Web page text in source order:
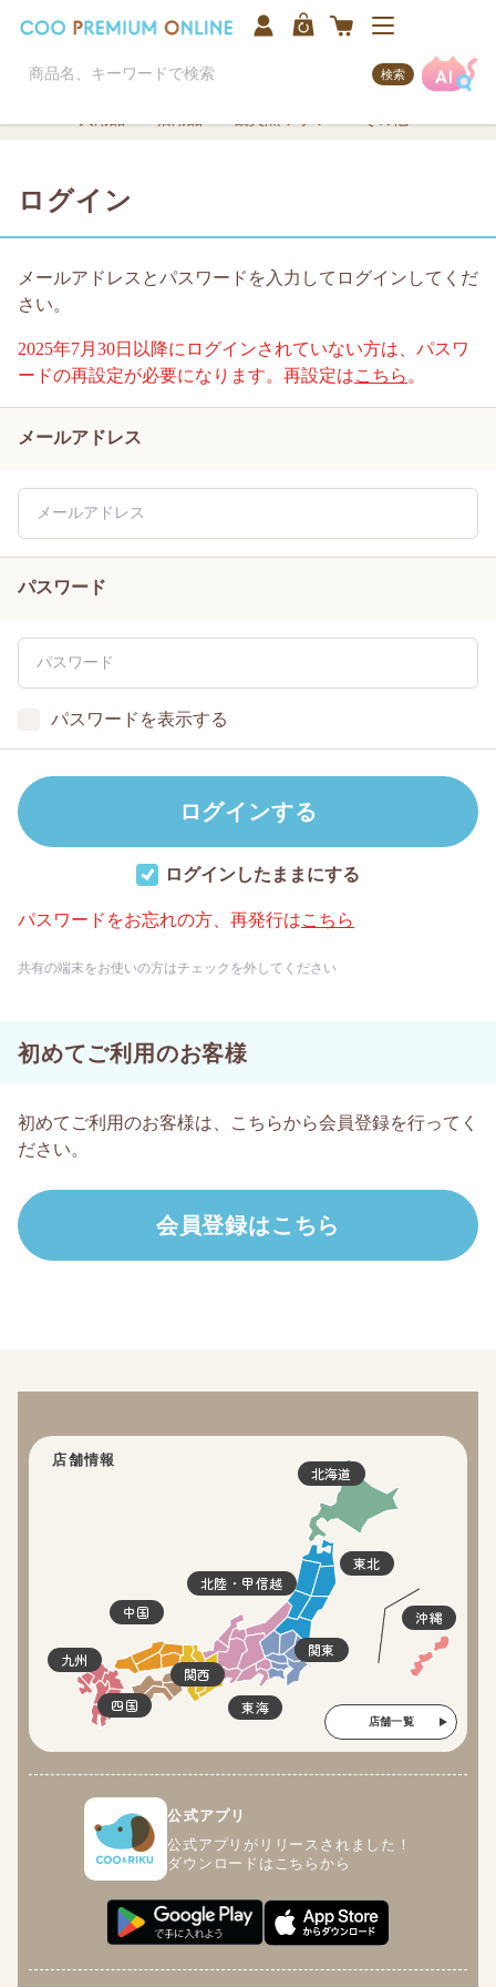
検索
ログイン
メールアドレスとパスワードを入力してログインしてくだ
さい。
2025年7月30日以降にログインされていない方は、パスワ
ードの再設定が必要になります。再設定はこちら 。
メールアドレス
パスワード
パスワードを表示する
ログインしたままにする
パスワードをお忘れの方、再発行はこちら
共有の端末をお使いの方はチェックを外してください
初めてご利用のお客様
初めてご利用のお客様は、こちらから会員登録を行ってく
ださい。
店舗情報
北海道
東北
関東
北陸・甲信越
東海
関西
四国
中国
九州
沖縄
店舗一覧
公式アプリ
公式アプリがリリースされました！
ダウンロードはこちらから